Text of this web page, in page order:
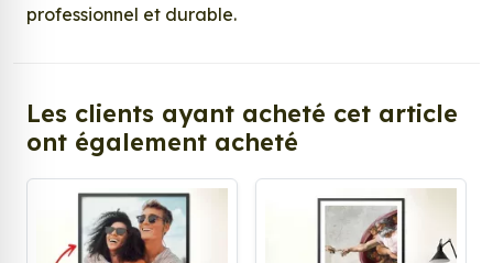
professionnel et durable.
Les clients ayant acheté cet article
ont également acheté